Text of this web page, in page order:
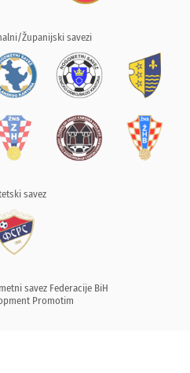
Županijski savezi
savez
savez Federacije BiH
Promotim